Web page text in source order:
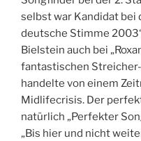
selbst war Kandidat bei
deutsche Stimme
Bielstein auch bei
fantastischen
handelte von einem
Midlifecrisis. Der
natürlich „Perfekter
„Bis hier und nicht